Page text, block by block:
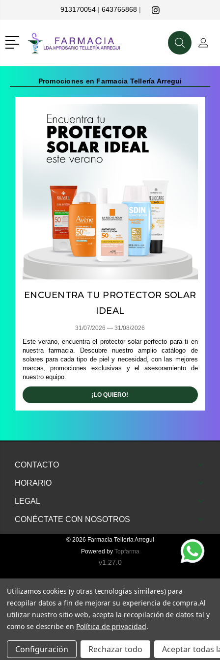
913170054 | 643765868 |
Menú
BuscarMi
Promociones en Farmacia Tellería Arregui
ENCUENTRA TU PROTECTOR SOLAR
IDEAL
31/07/2026 — 31/08/2026
Este verano, encuentra el protector solar perfecto para ti en
nuestra farmacia. Descubre nuestro amplio catálogo de
solares para cada tipo de piel y necesidad, con las mejores
marcas, promociones exclusivas y el asesoramiento de
nuestro equipo.
¡LO QUIERO!
CONTACTO
HORARIO
LEGAL
CONÉCTATE CON NOSOTROS
© 2026 Farmacia Telleria Arregui
Powered by Topfarma
v1.27.0
Utilizamos cookies (y otras tecnologías similares) para
recopilar datos a fin de mejorar su experiencia de compra.Al
utilizar nuestro sitio web, acepta la recopilación de datos tal y
como se describe en Política de privacidad.
Configuración Rechazar todo Aceptar todas